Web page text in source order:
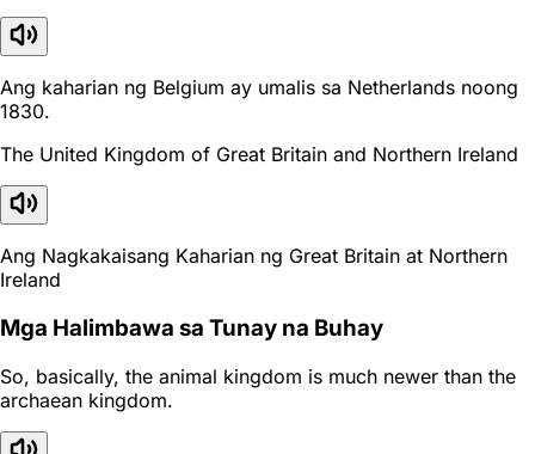
Ang kaharian ng Belgium ay umalis sa Netherlands noong
1830.
The United Kingdom of Great Britain and Northern Ireland
Ang Nagkakaisang Kaharian ng Great Britain at Northern
Ireland
Mga Halimbawa sa Tunay na Buhay
So, basically, the animal kingdom is much newer than the
archaean kingdom.